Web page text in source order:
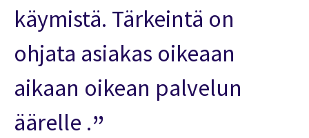
käymistä. Tärkeintä on
ohjata asiakas oikeaan
aikaan oikean palvelun
äärelle .